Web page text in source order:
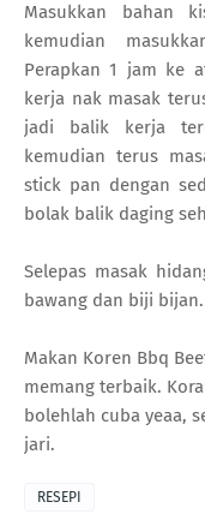
Masukkan bahan
kemudian
Perapkan 1 jam ke
kerja nak masak
jadi balik kerja
kemudian terus
stick pan dengan
bolak balik daging
Selepas masak
bawang dan biji bijan.
Makan Koren Bbq
memang terbaik.
bolehlah cuba yeaa,
jari.
RESEPI